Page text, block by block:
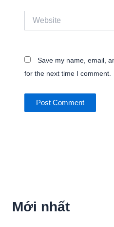
Save my name, email,
for the next time I comment.
Mới nhất